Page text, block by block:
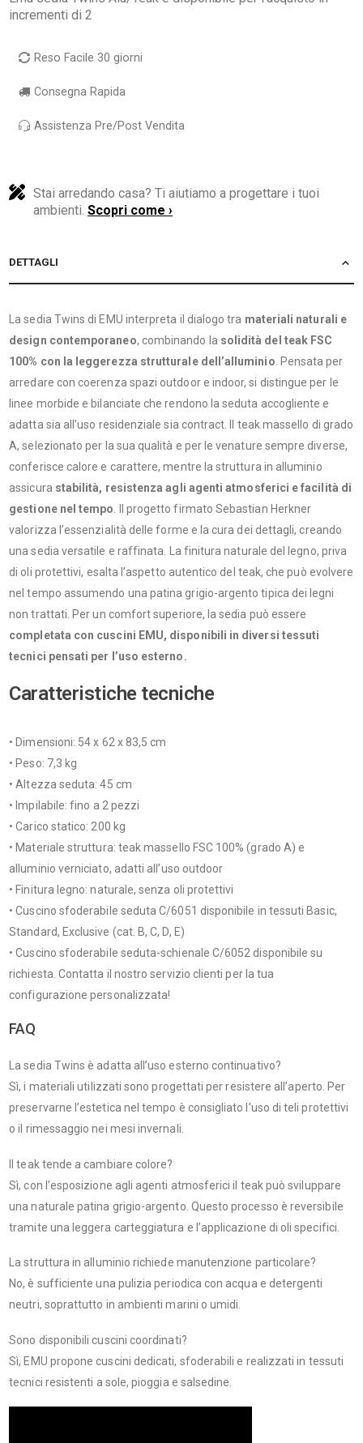
incrementi di 2
Reso Facile 30 giorni
Consegna Rapida
Assistenza Pre/Post Vendita
Stai arredando casa? Ti aiutiamo a progettare i tuoi
ambienti.Scopri come ›
DETTAGLI
La sedia Twins di EMU interpreta il dialogo tra materiali naturali e
design contemporaneo, combinando la solidità del teak FSC
100% con la leggerezza strutturale dell’alluminio. Pensata per
arredare con coerenza spazi outdoor e indoor, si distingue per le
linee morbide e bilanciate che rendono la seduta accogliente e
adatta sia all’uso residenziale sia contract. Il teak massello di grado
A, selezionato per la sua qualità e per le venature sempre diverse,
conferisce calore e carattere, mentre la struttura in alluminio
assicura stabilità, resistenza agli agenti atmosferici e facilità di
gestione nel tempo. Il progetto firmato Sebastian Herkner
valorizza l’essenzialità delle forme e la cura dei dettagli, creando
una sedia versatile e raffinata. La finitura naturale del legno, priva
di oli protettivi, esalta l’aspetto autentico del teak, che può evolvere
nel tempo assumendo una patina grigio-argento tipica dei legni
non trattati. Per un comfort superiore, la sedia può essere
completata con cuscini EMU, disponibili in diversi tessuti
tecnici pensati per l’uso esterno.
Caratteristiche tecniche
• Dimensioni: 54 x 62 x 83,5 cm
• Peso: 7,3 kg
• Altezza seduta: 45 cm
• Impilabile: fino a 2 pezzi
• Carico statico: 200 kg
• Materiale struttura: teak massello FSC 100% (grado A) e
alluminio verniciato, adatti all’uso outdoor
• Finitura legno: naturale, senza oli protettivi
• Cuscino sfoderabile seduta C/6051 disponibile in tessuti Basic,
Standard, Exclusive (cat. B, C, D, E)
• Cuscino sfoderabile seduta-schienale C/6052 disponibile su
richiesta. Contatta il nostro servizio clienti per la tua
configurazione personalizzata!
FAQ
La sedia Twins è adatta all’uso esterno continuativo?
Sì, i materiali utilizzati sono progettati per resistere all’aperto. Per
preservarne l’estetica nel tempo è consigliato l’uso di teli protettivi
o il rimessaggio nei mesi invernali.
Il teak tende a cambiare colore?
Sì, con l’esposizione agli agenti atmosferici il teak può sviluppare
una naturale patina grigio-argento. Questo processo è reversibile
tramite una leggera carteggiatura e l’applicazione di oli specifici.
La struttura in alluminio richiede manutenzione particolare?
No, è sufficiente una pulizia periodica con acqua e detergenti
neutri, soprattutto in ambienti marini o umidi.
Sono disponibili cuscini coordinati?
Sì, EMU propone cuscini dedicati, sfoderabili e realizzati in tessuti
tecnici resistenti a sole, pioggia e salsedine.